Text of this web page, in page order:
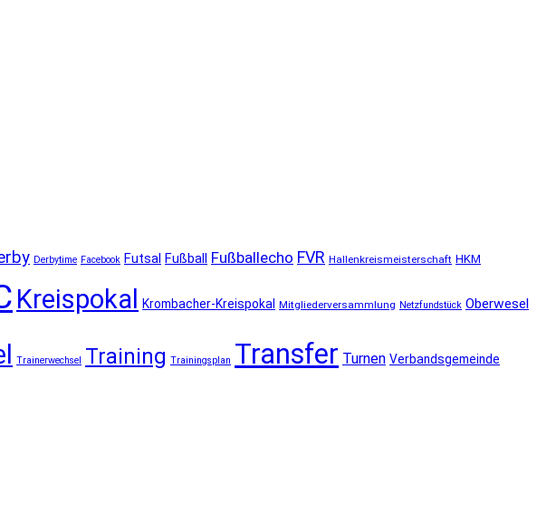
Derbytime Facebook Futsal Fußball Fußballecho FVR Hallenkreismeisterschaft HKM
Kreispokal Krombacher-Kreispokal Mitgliederversammlung Netzfundstück Oberwesel
Trainerwechsel Training Trainingsplan Transfer Turnen Verbandsgemeinde